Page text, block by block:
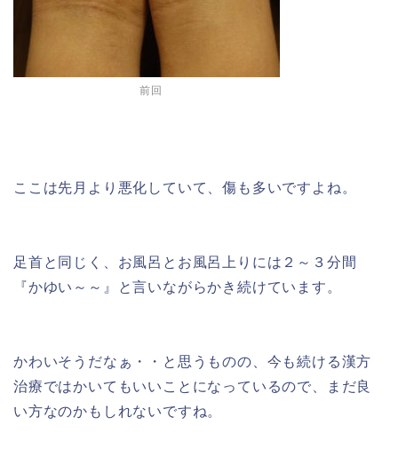
前回
ここは先月より悪化していて、傷も多いですよね。
足首と同じく、お風呂とお風呂上りには２～３分間
『かゆい～～』と言いながらかき続けています。
かわいそうだなぁ・・と思うものの、今も続ける漢方
治療ではかいてもいいことになっているので、まだ良
い方なのかもしれないですね。